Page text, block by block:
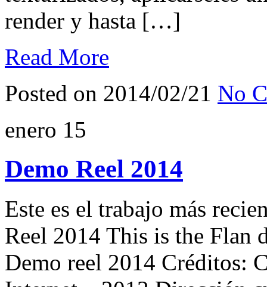
render y hasta […]
Read More
Posted on 2014/02/21 No
enero 15
Demo Reel 2014
Este es el trabajo más
Reel 2014 This is the Flan
Demo reel 2014 Créditos: